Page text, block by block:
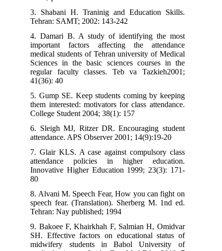
3. Shabani H. Traninig and Education Skills.
Tehran: SAMT; 2002: 143-242
4. Damari B. A study of identifying the most
important factors affecting the attendance
medical students of Tehran university of Medical
Sciences in the basic sciences courses in the
regular faculty classes. Teb va Tazkieh2001;
41(36): 40
5. Gump SE. Keep students coming by keeping
them interested: motivators for class attendance.
College Student 2004; 38(1): 157
6. Sleigh MJ, Ritzer DR. Encouraging student
attendance. APS Observer 2001; 14(9):19-20
7. Glair KLS. A case against compulsory class
attendance policies in higher education.
Innovative Higher Education 1999; 23(3): 171-
80
8. Alvani M. Speech Fear, How you can fight on
speech fear. (Translation). Sherberg M. 1nd ed.
Tehran: Nay published; 1994
9. Bakoee F, Khairkhah F, Salmian H, Omidvar
SH. Effective factors on educational status of
midwifery students in Babol University of